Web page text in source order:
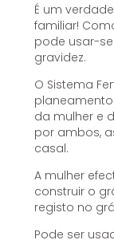
É um
familiar!
pode usar-
gravidez.
O Sistema
da mulher e
por ambos,
casal.
A mulher
construir o
registo no
Pode ser